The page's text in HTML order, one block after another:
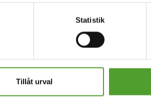
Statistik
Tillåt urval